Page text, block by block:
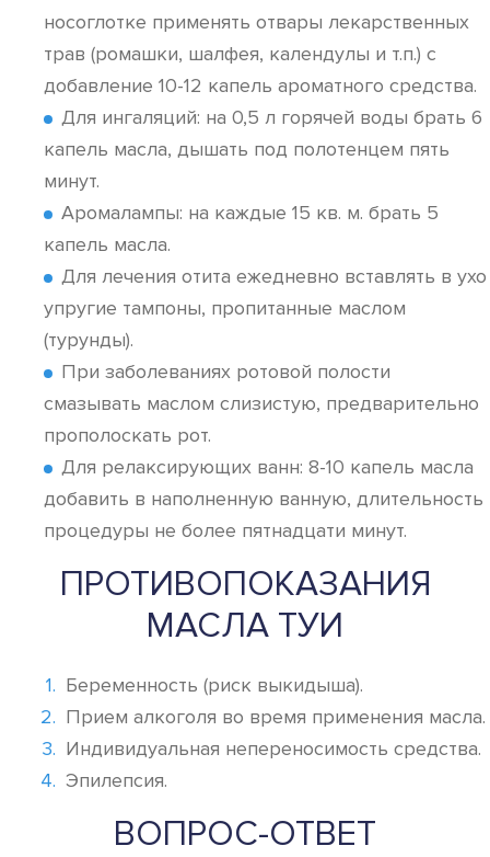
носоглотке применять отвары лекарственных
трав (ромашки, шалфея, календулы и т.п.) с
добавление 10-12 капель ароматного средства.
Для ингаляций: на 0,5 л горячей воды брать 6
капель масла, дышать под полотенцем пять
минут.
Аромалампы: на каждые 15 кв. м. брать 5
капель масла.
Для лечения отита ежедневно вставлять в ухо
упругие тампоны, пропитанные маслом
(турунды).
При заболеваниях ротовой полости
смазывать маслом слизистую, предварительно
прополоскать рот.
Для релаксирующих ванн: 8-10 капель масла
добавить в наполненную ванную, длительность
процедуры не более пятнадцати минут.
ПРОТИВОПОКАЗАНИЯ
МАСЛА ТУИ
Беременность (риск выкидыша).
Прием алкоголя во время применения масла.
Индивидуальная непереносимость средства.
Эпилепсия.
ВОПРОС-ОТВЕТ